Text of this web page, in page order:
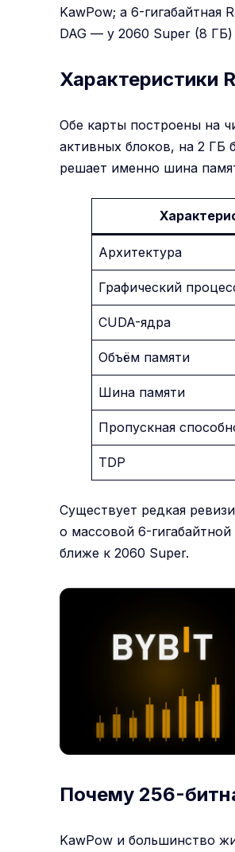
KawPow; а 6-гигабайтная
DAG — у 2060 Super (8
Характеристики
Обе карты построены на
активных блоков, на 2 ГБ
решает именно шина
Архитектура
Графический
CUDA-ядра
Объём памяти
Шина памяти
Пропускная
TDP
Существует редкая
о массовой 6-
ближе к 2060 Super.
Почему 256-
KawPow и большинство